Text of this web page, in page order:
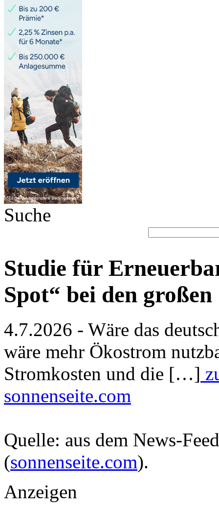
Suche
Studie für
Spot“ bei den
4.7.2026 - Wäre das
wäre mehr Ökostrom
Stromkosten und die […]
sonnenseite.com
Quelle: aus dem News-
(sonnenseite.com).
Anzeigen